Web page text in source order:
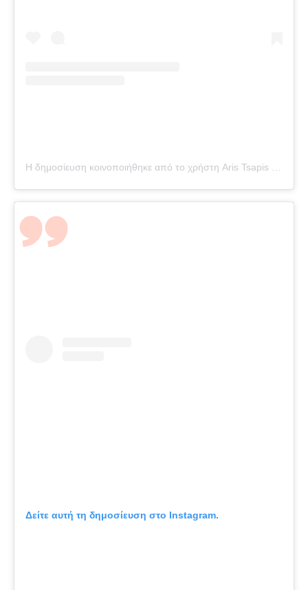
Δείτε αυτή τη δημοσίευση στο Instagram.